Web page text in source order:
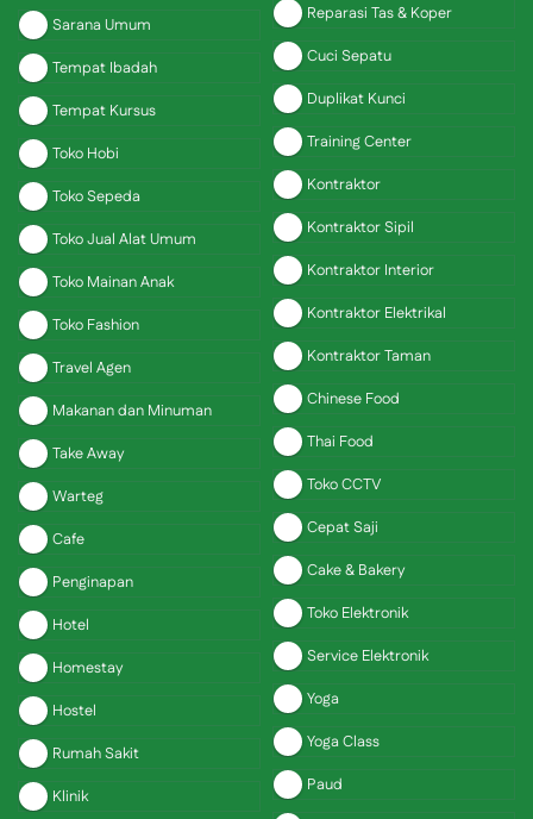
Sarana Umum
Tempat Ibadah
Tempat Kursus
Toko Hobi
Toko Sepeda
Toko Jual Alat Umum
Toko Mainan Anak
Toko Fashion
Travel Agen
Makanan dan Minuman
Take Away
Warteg
Cafe
Penginapan
Hotel
Homestay
Hostel
Rumah Sakit
Klinik
Reparasi Tas & Koper
Cuci Sepatu
Duplikat Kunci
Training Center
Kontraktor
Kontraktor Sipil
Kontraktor Interior
Kontraktor Elektrikal
Kontraktor Taman
Chinese Food
Thai Food
Toko CCTV
Cepat Saji
Cake & Bakery
Toko Elektronik
Service Elektronik
Yoga
Yoga Class
Paud